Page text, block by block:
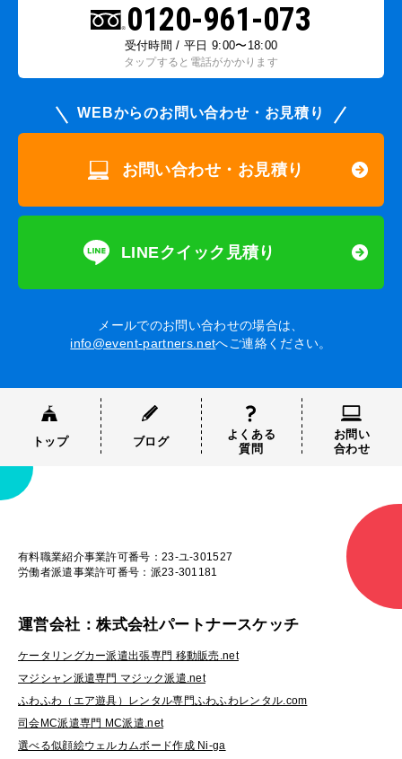
0120-961-073
受付時間 / 平日 9:00〜18:00
タップすると電話がかかります
WEBからのお問い合わせ・お見積り
お問い合わせ・お見積り
LINEクイック見積り
メールでのお問い合わせの場合は、
info@event-partners.netへご連絡ください。
トップ ブログ
よくある
質問
お問い
合わせ
有料職業紹介事業許可番号：23-ユ-301527
労働者派遣事業許可番号：派23-301181
運営会社：株式会社パートナースケッチ
ケータリングカー派遣出張専門 移動販売.net
マジシャン派遣専門 マジック派遣.net
ふわふわ（エア遊具）レンタル専門ふわふわレンタル.com
司会MC派遣専門 MC派遣.net
選べる似顔絵ウェルカムボード作成 Ni-ga